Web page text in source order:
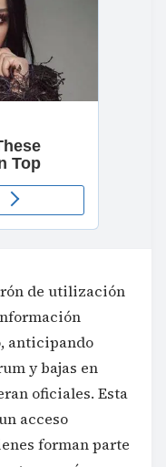
de utilización
anticipando
y bajas en
oficiales. Esta
acceso
forman parte